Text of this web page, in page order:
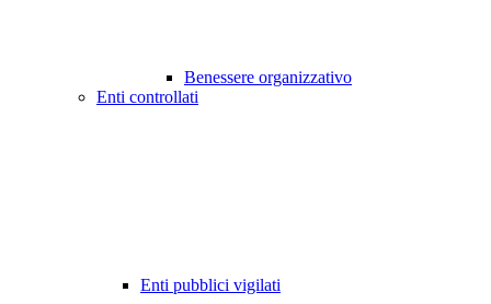
Benessere organizzativo
Enti controllati
Enti pubblici vigilati